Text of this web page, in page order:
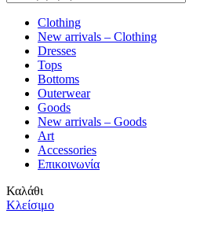
Clothing
New arrivals – Clothing
Dresses
Tops
Bottoms
Outerwear
Goods
New arrivals – Goods
Art
Accessories
Επικοινωνία
Καλάθι
Κλείσιμο